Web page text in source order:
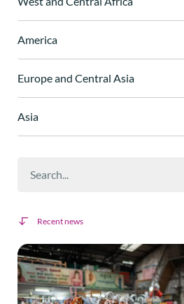
America
Europe and Central Asia
Asia
Recent news